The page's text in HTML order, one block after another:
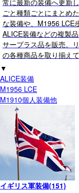
常に最新の装備へ更新
ごと種類ごとにまとめ
な装備や、M1956 LCE
ALICE装備などの複製
サープラス品を販売。
の各種商品を取り揃えて
▼
ALICE装備
M1956 LCE
M1910個人装備他
イギリス軍装備(151)